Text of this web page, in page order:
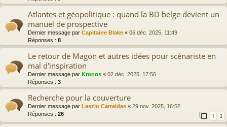
Atlantes et géopolitique : quand la BD belge devient un
manuel de prospective
Dernier message par Capitaine Blake « 06 déc. 2025, 11:49
Réponses : 8
Le retour de Magon et autres idées pour scénariste en
mal d'inspiration
Dernier message par Kronos « 02 déc. 2025, 17:56
Réponses : 3
Recherche pour la couverture
Dernier message par Laszlo Carreidas « 29 nov. 2025, 16:52
Réponses : 26 1 2